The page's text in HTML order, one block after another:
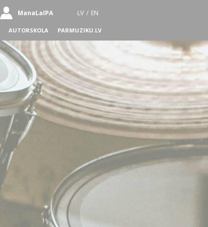
ManaLaIPA LV / EN
AUTORSKOLA PARMUZIKU.LV